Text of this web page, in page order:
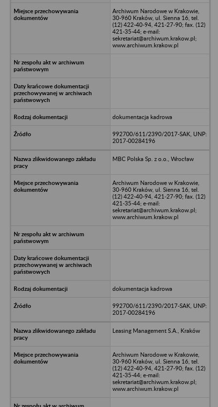
Archiwum Narodowe w Krakowie,
30-960 Kraków, ul. Sienna 16, tel.
(12) 422-40-94, 421-27-90; fax. (12)
421-35-44; e-mail:
sekretariat@archiwum.krakow.pl;
www.archiwum.krakow.pl
dokumentacja kadrowa
992700/611/2390/2017-SAK, UNP:
2017-00284196
MBC Polska Sp. z o.o., Wrocław
Archiwum Narodowe w Krakowie,
30-960 Kraków, ul. Sienna 16, tel.
(12) 422-40-94, 421-27-90; fax. (12)
421-35-44; e-mail:
sekretariat@archiwum.krakow.pl;
www.archiwum.krakow.pl
dokumentacja kadrowa
992700/611/2390/2017-SAK, UNP:
2017-00284196
Leasing Management S.A., Kraków
Archiwum Narodowe w Krakowie,
30-960 Kraków, ul. Sienna 16, tel.
(12) 422-40-94, 421-27-90; fax. (12)
421-35-44; e-mail:
sekretariat@archiwum.krakow.pl;
www.archiwum.krakow.pl